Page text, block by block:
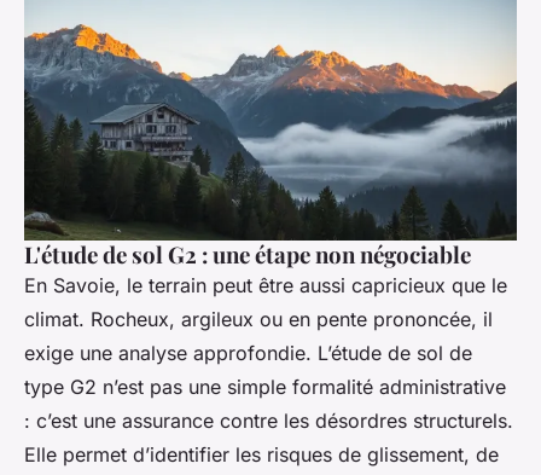
L'étude de sol G2 : une étape non négociable
En Savoie, le terrain peut être aussi capricieux que le
climat. Rocheux, argileux ou en pente prononcée, il
exige une analyse approfondie. L’étude de sol de
type G2 n’est pas une simple formalité administrative
: c’est une assurance contre les désordres structurels.
Elle permet d’identifier les risques de glissement, de